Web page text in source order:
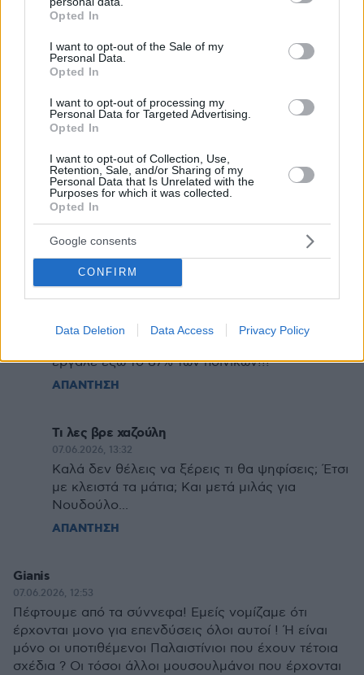
grant or deny consent to Google and its third-party tags to
use your data for below specified purposes in below Google
consent section.
Opted In
I want to opt-out of the Sale of my
Personal Data.
Opted In
I want to opt-out of processing my
Personal Data for Targeted Advertising.
Opted In
I want to opt-out of Collection, Use,
Retention, Sale, and/or Sharing of my
Personal Data that Is Unrelated with the
Purposes for which it was collected.
Opted In
Google consents
CONFIRM
Data Deletion Data Access Privacy Policy
ΑΠΑΝΤΗΣΗ
Νου δου λος
07.06.2026, 13:21
κυβερνά 7 χρόνια τώρα και η χώρα εχει γίνει
ξέφραγο αμπέλι εμείς θέλουμε να μας πει ο
ΑΠΑΝΤΗΣΗ
Σωραίος
Ξέφραγο αμπέλι έχουμε όταν τελείται η
σχεδιασθείσα πράξη όχι όταν γίνεται σύλληψη
πριν τη τέλεση της,κι αυτό είναι απόδειξη ότι
δεν είμαστε ξέφραγο αμπέλι όπως ήμασταν επί
εγκληματικότητα είχε εκτιναχθεί κατά 164%
έβγαλε έξω το 87% των ποινικών!!!
ΑΠΑΝΤΗΣΗ
Τι λες βρε χαζούλη
07.06.2026, 13:32
Καλά δεν θέλεις να ξέρεις τι θα ψηφίσεις; Έτσι
με κλειστά τα μάτια; Και μετά μιλάς για
Νουδούλο...
ΑΠΑΝΤΗΣΗ
Gianis
07.06.2026, 12:53
Πέφτουμε από τα σύννεφα! Εμείς νομίζαμε ότι
έρχονται μονο για επενδύσεις όλοι αυτοί ! Ή είναι
μόνο οι υποτιθέμενοι Παλαιστίνιοι που έχουν τέτοια
σχέδια ? Οι τόσοι άλλοι μουσουλμάνοι που έρχονται